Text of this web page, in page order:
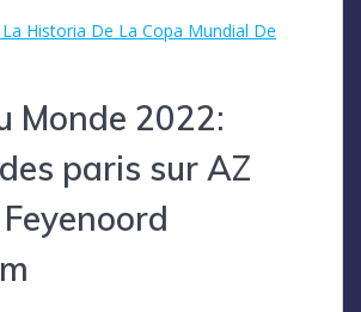
Historia De La Copa Mundial De
Monde 2022:
paris sur AZ